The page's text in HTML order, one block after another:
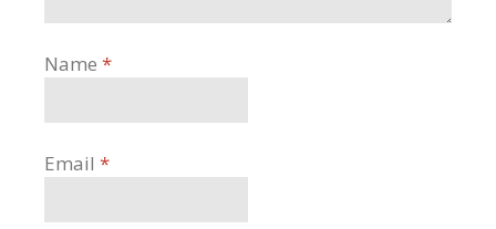
Name *
Email *